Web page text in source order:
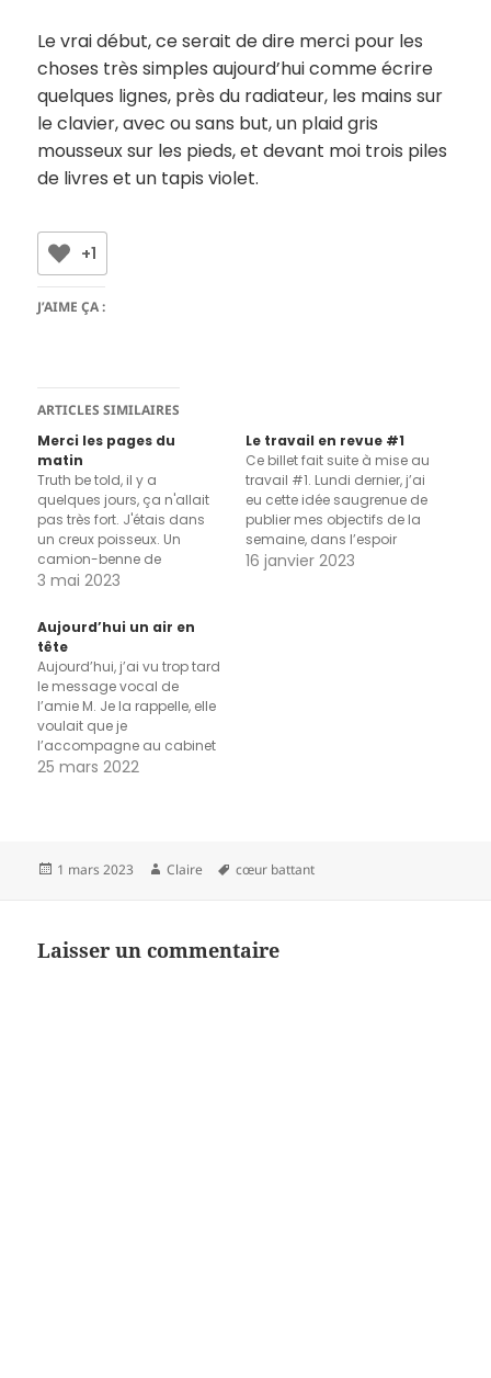
Le vrai début, ce serait de dire merci pour les
choses très simples aujourd’hui comme écrire
quelques lignes, près du radiateur, les mains sur
le clavier, avec ou sans but, un plaid gris
mousseux sur les pieds, et devant moi trois piles
de livres et un tapis violet.
+1
J’AIME ÇA :
ARTICLES SIMILAIRES
Merci les pages du
matin
Truth be told, il y a
quelques jours, ça n'allait
pas très fort. J'étais dans
un creux poisseux. Un
camion-benne de
tristesse. Incapable de
non partir cette semaine.
Vers un lieu associé à
beaucoup de joie, de rires
et d’amour, et aussi parfois,
ces…
3 mai 2023
Le travail en revue #1
Ce billet fait suite à mise au
travail #1. Lundi dernier, j’ai
eu cette idée saugrenue de
publier mes objectifs de la
semaine, dans l’espoir
d’augmenter les chances
16 janvier 2023
Aujourd’hui un air en
tête
Aujourd’hui, j’ai vu trop tard
le message vocal de
l’amie M. Je la rappelle, elle
voulait que je
l’accompagne au cabinet
infirmier car elle
rendez-vous est dans 10
25 mars 2022
Publié
1 mars 2023 Auteur
Claire
Mots-
cœur battant
Laisser un commentaire